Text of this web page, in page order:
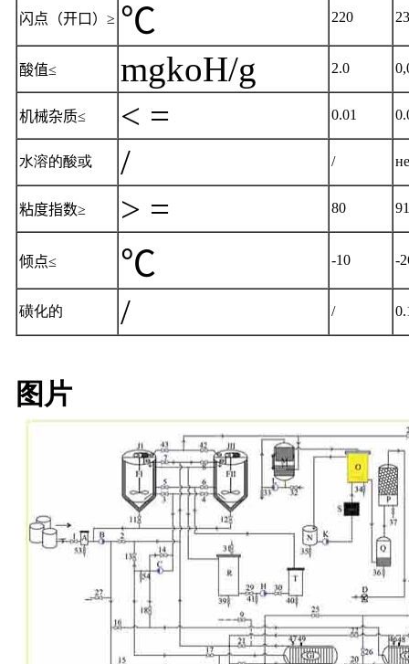
闪点（开口）≥ ℃ 220
酸值≤ mgkoH/g 2.0
机械杂质≤ < = 0.01
水溶的酸或 / /
粘度指数≥ > = 80 91
倾点≤ ℃ -10 -
磺化的 / /
图片